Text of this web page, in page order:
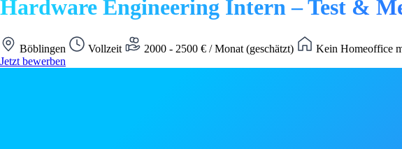
Hardware Engineering Intern – Test &
Böblingen Vollzeit 2000 - 2500 € / Monat (geschätzt)
Kein Homeoffice
Jetzt bewerben